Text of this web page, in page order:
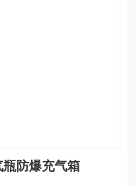
防爆充气箱